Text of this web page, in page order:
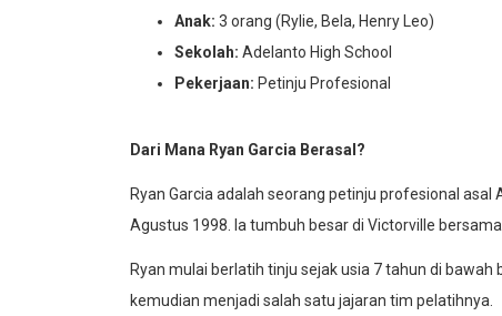
Anak: 3 orang (Rylie, Bela, Henry Leo)
Sekolah: Adelanto High School
Pekerjaan: Petinju Profesional
Dari Mana Ryan Garcia Berasal?
Ryan Garcia adalah seorang petinju profesional
Agustus 1998. Ia tumbuh besar di Victorville
Ryan mulai berlatih tinju sejak usia 7 tahun di
kemudian menjadi salah satu jajaran tim pelatihnya.